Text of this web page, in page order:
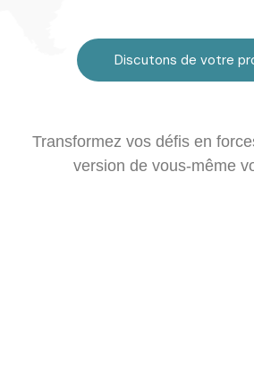
Discutons de votre
Transformez vos défis en
version de vous-même